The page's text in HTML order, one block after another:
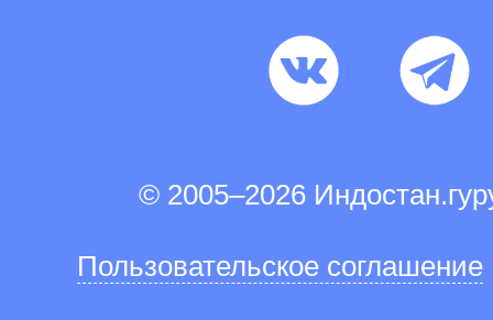
© 2005–2026
Пользовательское соглашение